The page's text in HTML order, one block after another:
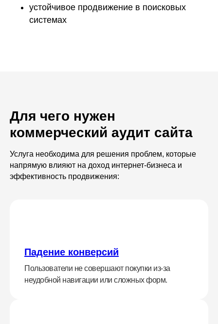
устойчивое продвижение в поисковых
системах
Для чего нужен
коммерческий аудит сайта
Услуга необходима для решения проблем, которые
напрямую влияют на доход интернет-бизнеса и
эффективность продвижения:
Падение конверсий
Пользователи не совершают покупки из-за
неудобной навигации или сложных форм.